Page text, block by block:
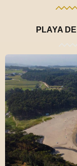
PLAYA